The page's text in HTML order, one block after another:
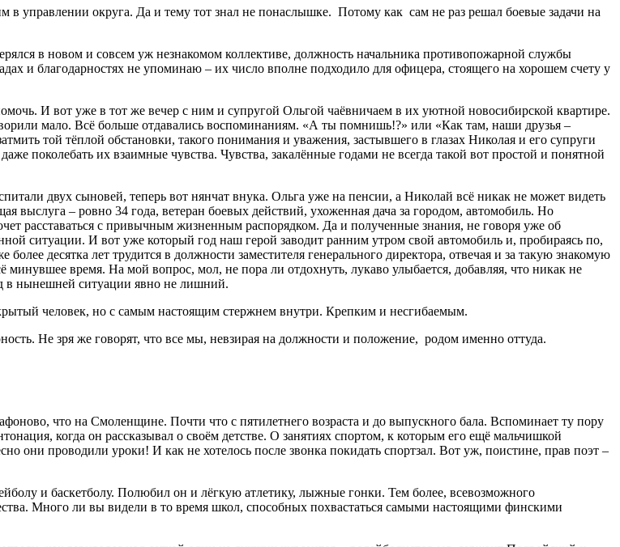
управлении округа. Да и тему тот знал не понаслышке. Потому как сам не раз решал боевые задачи на
в новом и совсем уж незнакомом коллективе, должность начальника противопожарной службы
и благодарностях не упоминаю – их число вполне подходило для офицера, стоящего на хорошем счету у
И вот уже в тот же вечер с ним и супругой Ольгой чаёвничаем в их уютной новосибирской квартире.
мало. Всё больше отдавались воспоминаниям. «А ты помнишь!?» или «Как там, наши друзья –
той тёплой обстановки, такого понимания и уважения, застывшего в глазах Николая и его супруги
поколебать их взаимные чувства. Чувства, закалённые годами не всегда такой вот простой и понятной
двух сыновей, теперь вот нянчат внука. Ольга уже на пенсии, а Николай всё никак не может видеть
выслуга – ровно 34 года, ветеран боевых действий, ухоженная дача за городом, автомобиль. Но
расставаться с привычным жизненным распорядком. Да и полученные знания, не говоря уже об
ситуации. И вот уже который год наш герой заводит ранним утром свой автомобиль и, пробираясь по,
десятка лет трудится в должности заместителя генерального директора, отвечая и за такую знакомую
время. На мой вопрос, мол, не пора ли отдохнуть, лукаво улыбается, добавляя, что никак не
в нынешней ситуации явно не лишний.
человек, но с самым настоящим стержнем внутри. Крепким и несгибаемым.
Не зря же говорят, что все мы, невзирая на должности и положение, родом именно оттуда.
что на Смоленщине. Почти что с пятилетнего возраста и до выпускного бала. Вспоминает ту пору
когда он рассказывал о своём детстве. О занятиях спортом, к которым его ещё мальчишкой
они проводили уроки! И как не хотелось после звонка покидать спортзал. Вот уж, поистине, прав поэт –
и баскетболу. Полюбил он и лёгкую атлетику, лыжные гонки. Тем более, всевозможного
Много ли вы видели в то время школ, способных похвастаться самыми настоящими финскими